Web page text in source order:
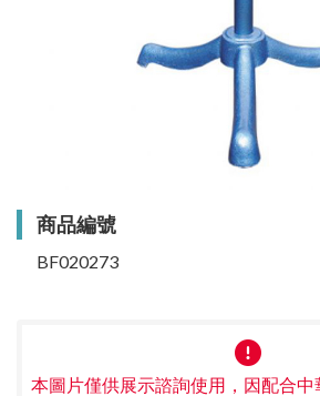
商品編號
BF020273
本圖片僅供展示諮詢使用，因配合中